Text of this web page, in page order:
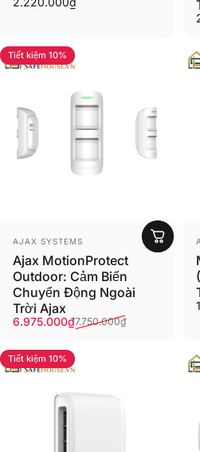
Tiết kiệm 10%
Người bán:
AJAX SYSTEMS
Ajax MotionProtect
Outdoor: Cảm Biến
Chuyển Động Ngoài
Trời Ajax
Giá ưu đãi
6.975.000₫
Giá thông thường
7.750.000₫
Tiết kiệm 10%